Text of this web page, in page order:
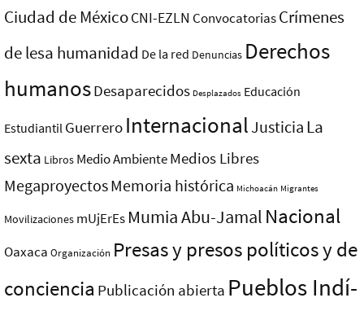
Ciudad de MéxicoCNI-EZLN ConvocatoriasCrímenes
de lesa humanidad De la red Denuncias Derechos
humanosDesaparecidos Desplazados Educación
Estudiantil Guerrero InternacionalJusticia La
sexta Libros Medio AmbienteMedios Libres
MegaproyectosMemoria histórica Michoacán Migrantes
Movilizaciones mUjErEs Mumia Abu-Jamal Nacional
Oaxaca Organización Presas y presos polí­ticos y de
conciencia Publicación abierta Pueblos Indí­